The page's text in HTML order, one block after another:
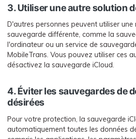
3. Utiliser une autre solution
D'autres personnes peuvent utiliser
sauvegarde différente, comme la
l'ordinateur ou un service de
MobileTrans. Vous pouvez utiliser ces
désactivez la sauvegarde iCloud.
4. Éviter les sauvegardes de
désirées
Pour votre protection, la sauvegarde
automatiquement toutes les données